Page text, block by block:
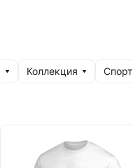
Коллекция Спорт